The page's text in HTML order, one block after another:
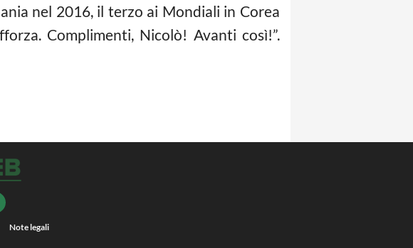
nel 2016, il terzo ai Mondiali in Corea
Complimenti, Nicolò! Avanti così!”.
Note legali